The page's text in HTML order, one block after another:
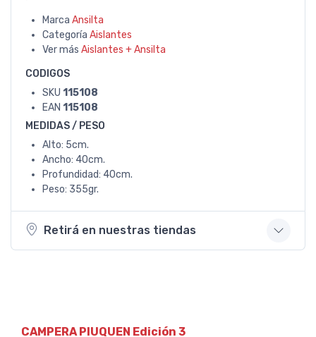
Marca Ansilta
Categoría Aislantes
Ver más Aislantes + Ansilta
CODIGOS
SKU 115108
EAN 115108
MEDIDAS / PESO
Alto: 5cm.
Ancho: 40cm.
Profundidad: 40cm.
Peso: 355gr.
Retirá en nuestras tiendas
CAMPERA PIUQUEN Edición 3